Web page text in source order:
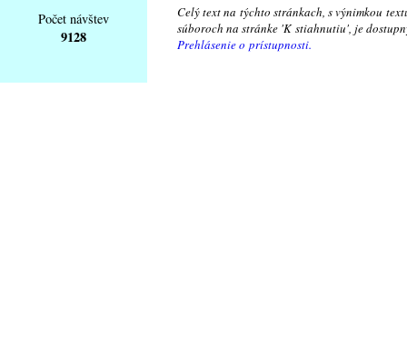
Počet návštev
9128
Celý text na týchto stránkach, s výnimkou
súboroch na stránke 'K stiahnutiu', je
Prehlásenie o prístupnosti.